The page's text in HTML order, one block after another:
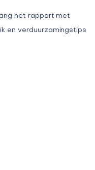
het rapport met
en verduurzamingstips